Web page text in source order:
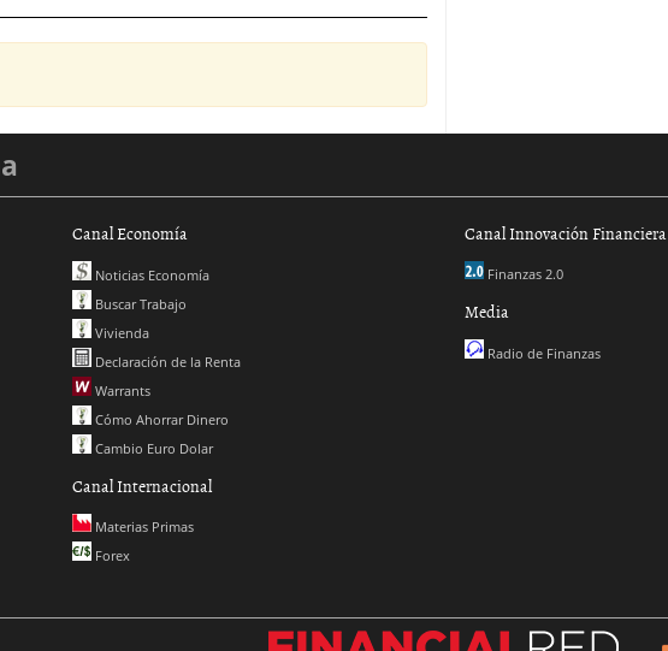
Canal Economía
Noticias Economía
Buscar Trabajo
Vivienda
Declaración de la Renta
Warrants
Cómo Ahorrar Dinero
Cambio Euro Dolar
Canal Internacional
Materias Primas
Forex
Canal Innovación Financiera
Finanzas 2.0
Media
Radio de Finanzas